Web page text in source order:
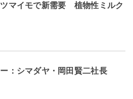
マイモで新需要 植物性ミルク
：シマダヤ・岡田賢二社長